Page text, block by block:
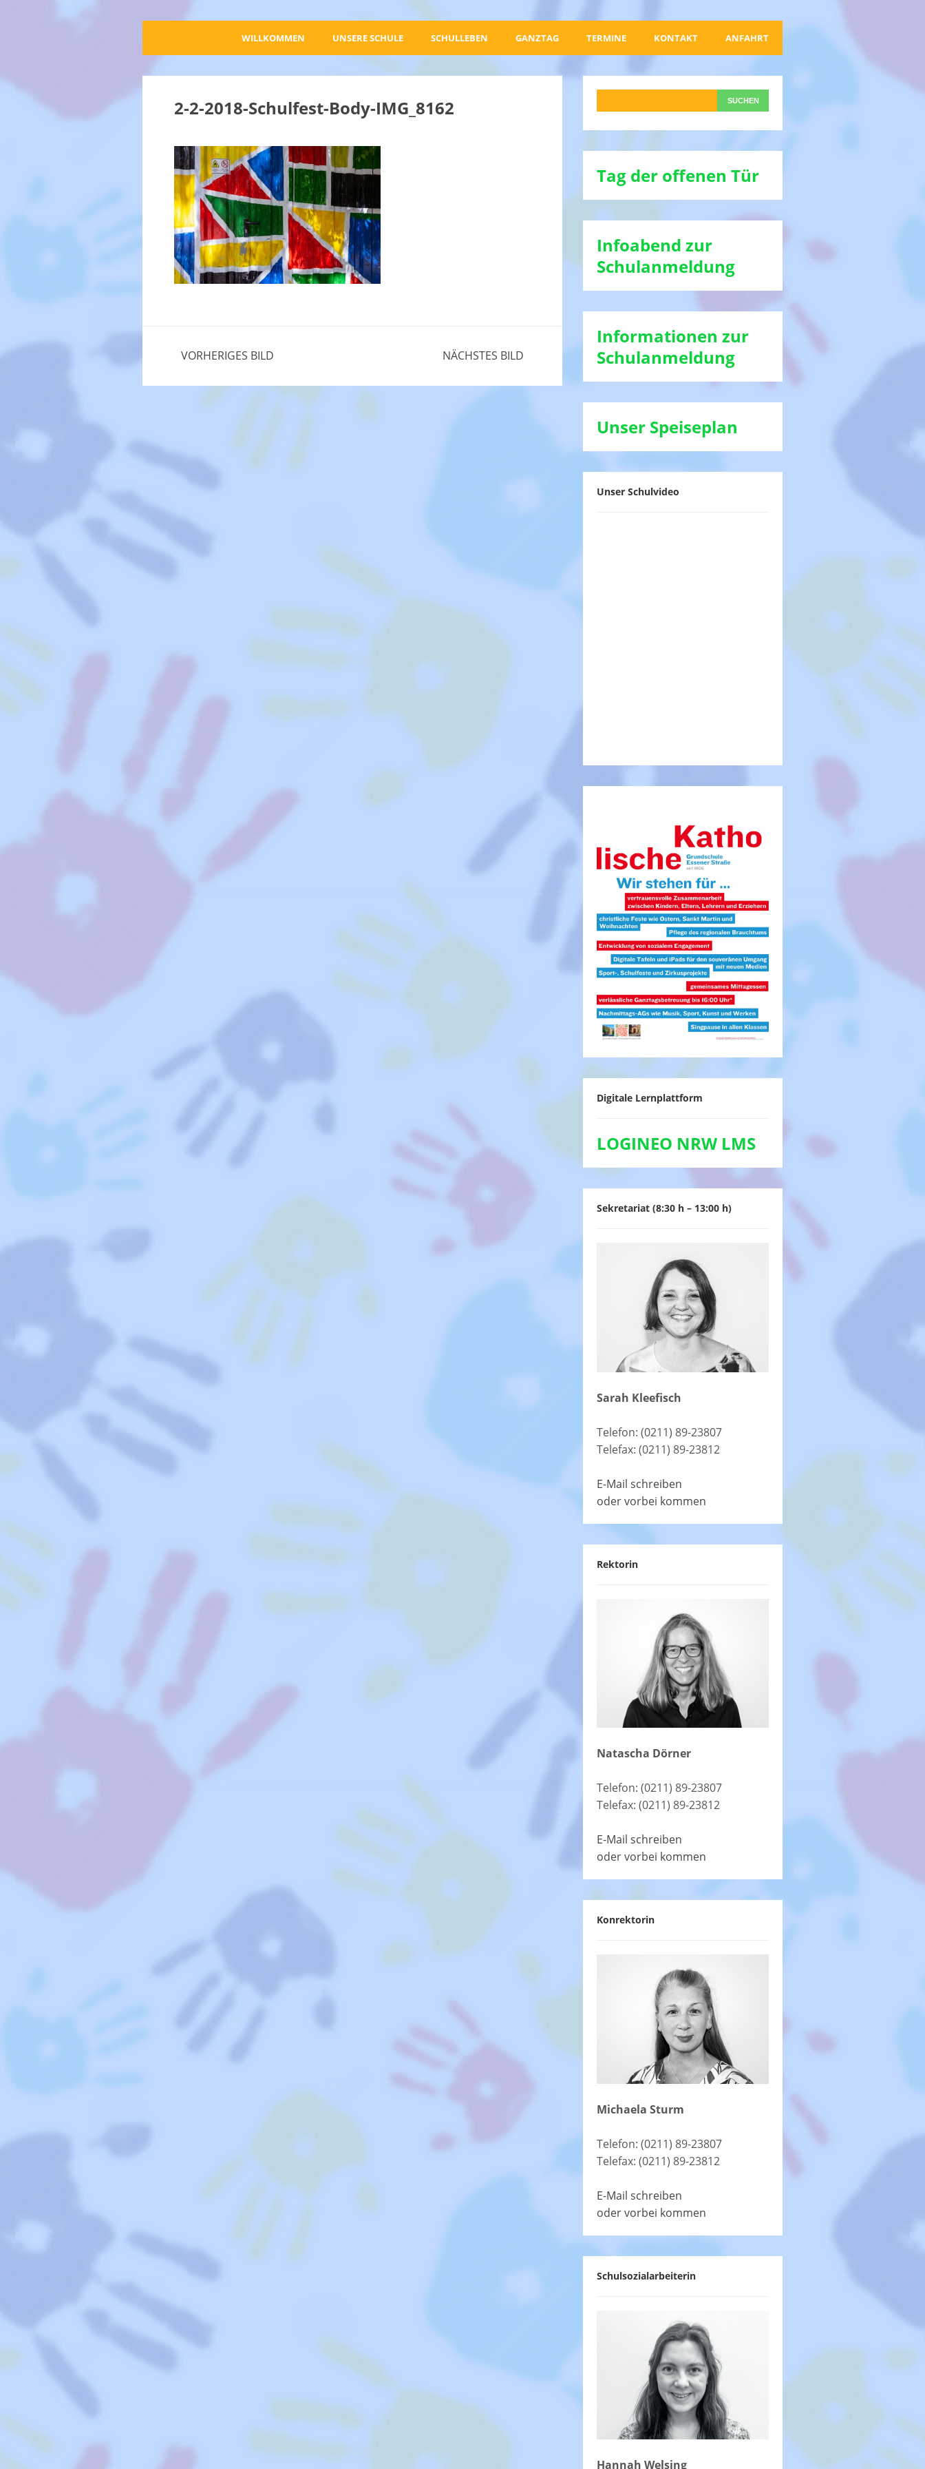
WILLKOMMEN UNSERE SCHULE SCHULLEBEN GANZTAG TERMINE KONTAKT ANFAHRT
2-2-2018-Schulfest-Body-IMG_8162
VORHERIGES BILD NÄCHSTES BILD
Tag der offenen Tür
Infoabend zur
Schulanmeldung
Informationen zur
Schulanmeldung
Unser Speiseplan
Unser Schulvideo
Digitale Lernplattform
LOGINEO NRW LMS
Sekretariat (8:30 h – 13:00 h)
Sarah Kleefisch
Telefon: (0211) 89-23807
Telefax: (0211) 89-23812
E-Mail schreiben
oder vorbei kommen
Rektorin
Natascha Dörner
Telefon: (0211) 89-23807
Telefax: (0211) 89-23812
E-Mail schreiben
oder vorbei kommen
Konrektorin
Michaela Sturm
Telefon: (0211) 89-23807
Telefax: (0211) 89-23812
E-Mail schreiben
oder vorbei kommen
Schulsozialarbeiterin
Hannah Welsing